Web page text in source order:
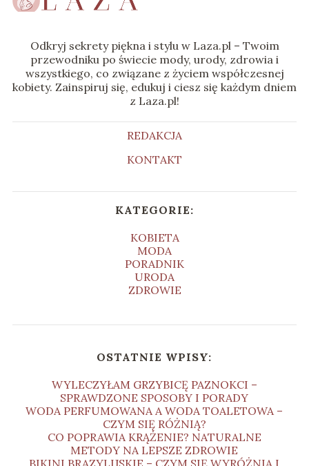
Odkryj sekrety piękna i stylu w Laza.pl – Twoim
przewodniku po świecie mody, urody, zdrowia i
wszystkiego, co związane z życiem współczesnej
kobiety. Zainspiruj się, edukuj i ciesz się każdym dniem
z Laza.pl!
REDAKCJA
KONTAKT
KATEGORIE:
KOBIETA
MODA
PORADNIK
URODA
ZDROWIE
OSTATNIE WPISY:
WYLECZYŁAM GRZYBICĘ PAZNOKCI –
SPRAWDZONE SPOSOBY I PORADY
WODA PERFUMOWANA A WODA TOALETOWA –
CZYM SIĘ RÓŻNIĄ?
CO POPRAWIA KRĄŻENIE? NATURALNE
METODY NA LEPSZE ZDROWIE
BIKINI BRAZYLIJSKIE – CZYM SIĘ WYRÓŻNIA I